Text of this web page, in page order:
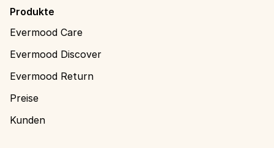
Produkte
Evermood Care
Evermood Discover
Evermood Return
Preise
Kunden